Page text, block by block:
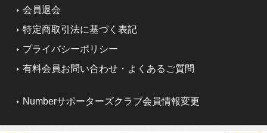
会員退会
特定商取引法に基づく表記
プライバシーポリシー
有料会員お問い合わせ・よくあるご質問
Numberサポーターズクラブ会員情報変更